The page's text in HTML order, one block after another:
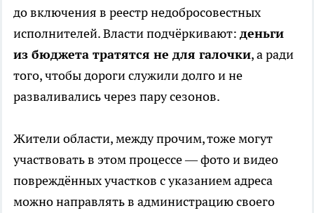
до включения в реестр недобросовестных
исполнителей. Власти подчёркивают: деньги
из бюджета тратятся не для галочки, а ради
того, чтобы дороги служили долго и не
разваливались через пару сезонов.
Жители области, между прочим, тоже могут
участвовать в этом процессе — фото и видео
повреждённых участков с указанием адреса
можно направлять в администрацию своего